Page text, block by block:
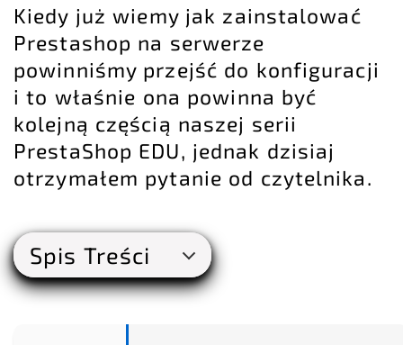
Kiedy już wiemy jak zainstalować
Prestashop na serwerze
powinniśmy przejść do konfiguracji
i to właśnie ona powinna być
kolejną częścią naszej serii
PrestaShop EDU, jednak dzisiaj
otrzymałem pytanie od czytelnika.
Spis Treści